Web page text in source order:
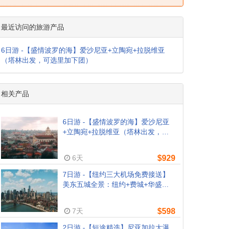
最近访问的旅游产品
6日游 -【盛情波罗的海】爱沙尼亚+立陶宛+拉脱维亚
（塔林出发，可选里加下团）
相关产品
6日游 -【盛情波罗的海】爱沙尼亚
+立陶宛+拉脱维亚（塔林出发，可
6天 $929
7日游 -【纽约三大机场免费接送】
美东五城全景：纽约+费城+华盛顿
7天 $598